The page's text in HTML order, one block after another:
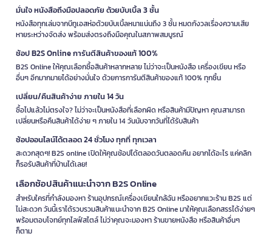
มั่นใจ หนังสือถึงมือปลอดภัย ด้วยบับเบิ้ล 3 ชั้น
หนังสือทุกเล่มจากบีทูเอสห่อด้วยบับเบิ้ลหนาแน่นถึง 3 ชั้น หมดกังวลเรื่องความเสีย
หายระหว่างจัดส่ง พร้อมส่งตรงถึงมือคุณในสภาพสมบูรณ์
ช้อป B2S Online การันตีสินค้าของแท้ 100%
B2S Online ให้คุณเลือกซื้อสินค้าหลากหลาย ไม่ว่าจะเป็นหนังสือ เครื่องเขียน หรือ
อื่นๆ อีกมากมายได้อย่างมั่นใจ ด้วยการการันตีสินค้าของแท้ 100% ทุกชิ้น
เปลี่ยน/คืนสินค้าง่าย ภายใน 14 วัน
ซื้อไปแล้วไม่ตรงใจ? ไม่ว่าจะเป็นหนังสือที่เลือกผิด หรือสินค้ามีปัญหา คุณสามารถ
เปลี่ยนหรือคืนสินค้าได้ง่าย ๆ ภายใน 14 วันนับจากวันที่ได้รับสินค้า
ช้อปออนไลน์ได้ตลอด 24 ชั่วโมง ทุกที่ ทุกเวลา
สะดวกสุดๆ! B2S online เปิดให้คุณช้อปได้ตลอดวันตลอดคืน อยากได้อะไร แค่คลิก
ก็รอรับสินค้าที่บ้านได้เลย!
เลือกช้อปสินค้าแนะนำจาก B2S Online
สำหรับใครที่กำลังมองหา ร้านอุปกรณ์เครื่องเขียนใกล้ฉัน หรืออยากแวะร้าน B2S แต่
ไม่สะดวก วันนี้เราได้รวบรวมสินค้าแนะนำจาก B2S Online มาให้คุณเลือกสรรได้ง่ายๆ
พร้อมตอบโจทย์ทุกไลฟ์สไตล์ ไม่ว่าคุณจะมองหา ร้านขายหนังสือ หรือสินค้าอื่นๆ
ก็ตาม